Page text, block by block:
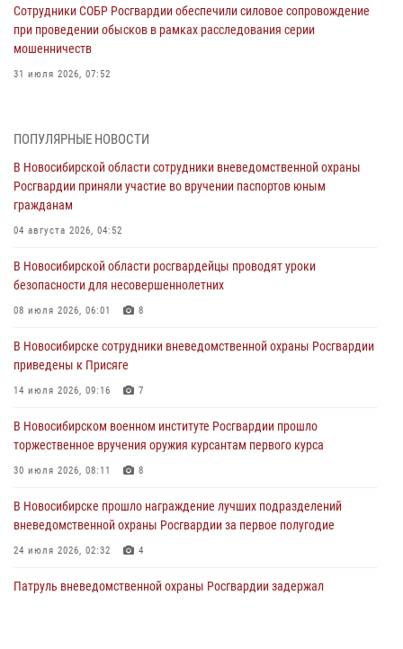
Сотрудники СОБР Росгвардии обеспечили силовое сопровождение
при проведении обысков в рамках расследования серии
мошенничеств
31 июля 2026, 07:52
При силовой поддержке бойцов ОМОН и СОБР Росгвардии
пресечена деятельность группы лиц, причастных к мошенничеству
в сфере страхования
В Новосибирске сотрудниками вневедомственной охраны
Росгвардии задержан гражданин, находящийся в розыске
В Новосибирске военнослужащие отряда спецназа «Ермак»
Росгвардии провели занятия по беспарашютному десантированию
В Новосибирске военнослужащие Росгвардии почтили память детей
– жертв войны в Донбассе
ПОПУЛЯРНЫЕ НОВОСТИ
В Новосибирской области сотрудники вневедомственной охраны
Росгвардии приняли участие во вручении паспортов юным
гражданам
04 августа 2026, 04:52
В Новосибирской области росгвардейцы проводят уроки
безопасности для несовершеннолетних
08 июля 2026, 06:01 8
В Новосибирске сотрудники вневедомственной охраны Росгвардии
приведены к Присяге
14 июля 2026, 09:16 7
В Новосибирском военном институте Росгвардии прошло
торжественное вручения оружия курсантам первого курса
30 июля 2026, 08:11 8
В Новосибирске прошло награждение лучших подразделений
вневедомственной охраны Росгвардии за первое полугодие
24 июля 2026, 02:32 4
Патруль вневедомственной охраны Росгвардии задержал